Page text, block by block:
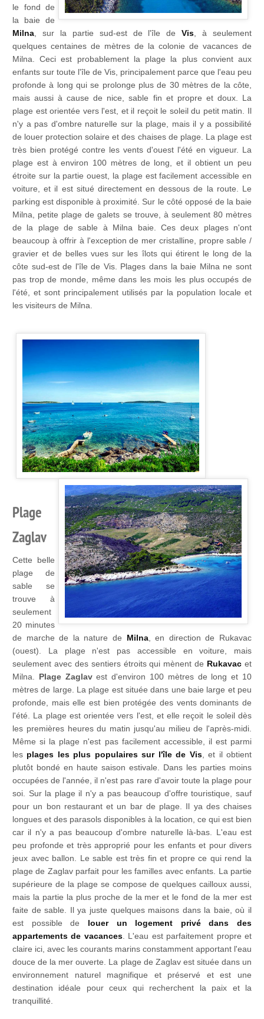
le fond de
la baie de
Milna , sur la partie sud-est de l'île deVis , à seulement
quelques centaines de mètres de la colonie de vacances de
Milna. Ceci est probablement la plage la plus convient aux
enfants sur toute l'île de Vis, principalement parce que l'eau peu
profonde à long qui se prolonge plus de 30 mètres de la côte,
mais aussi à cause de nice, sable fin et propre et doux. La
plage est orientée vers l'est, et il reçoit le soleil du petit matin. Il
n'y a pas d'ombre naturelle sur la plage, mais il y a possibilité
de louer protection solaire et des chaises de plage. La plage est
très bien protégé contre les vents d'ouest l'été en vigueur. La
plage est à environ 100 mètres de long, et il obtient un peu
étroite sur la partie ouest, la plage est facilement accessible en
voiture, et il est situé directement en dessous de la route. Le
parking est disponible à proximité. Sur le côté opposé de la baie
Milna, petite plage de galets se trouve, à seulement 80 mètres
de la plage de sable à Milna baie. Ces deux plages n'ont
beaucoup à offrir à l'exception de mer cristalline, propre sable /
gravier et de belles vues sur les îlots qui étirent le long de la
côte sud-est de l'île de Vis. Plages dans la baie Milna ne sont
pas trop de monde, même dans les mois les plus occupés de
l'été, et sont principalement utilisés par la population locale et
les visiteurs de Milna.
Plage
Zaglav
Cette belle
plage de
sable se
trouve à
seulement
20 minutes
de marche de la nature de Milna, en direction de Rukavac
(ouest). La plage n'est pas accessible en voiture, mais
seulement avec des sentiers étroits qui mènent de Rukavac et
Milna. Plage Zaglavest d'environ 100 mètres de long et 10
mètres de large. La plage est située dans une baie large et peu
profonde, mais elle est bien protégée des vents dominants de
l'été. La plage est orientée vers l'est, et elle reçoit le soleil dès
les premières heures du matin jusqu'au milieu de l'après-midi.
Même si la plage n'est pas facilement accessible, il est parmi
les plages les plus populaires sur l'île de Vis, et il obtient
plutôt bondé en haute saison estivale. Dans les parties moins
occupées de l'année, il n'est pas rare d'avoir toute la plage pour
soi. Sur la plage il n'y a pas beaucoup d'offre touristique, sauf
pour un bon restaurant et un bar de plage. Il ya des chaises
longues et des parasols disponibles à la location, ce qui est bien
car il n'y a pas beaucoup d'ombre naturelle là-bas. L'eau est
peu profonde et très approprié pour les enfants et pour divers
jeux avec ballon. Le sable est très fin et propre ce qui rend la
plage de Zaglav parfait pour les familles avec enfants. La partie
supérieure de la plage se compose de quelques cailloux aussi,
mais la partie la plus proche de la mer et le fond de la mer est
faite de sable. Il ya juste quelques maisons dans la baie, où il
est possible de louer un logement privé dans des
appartements de vacances. L'eau est parfaitement propre et
claire ici, avec les courants marins constamment apportant l'eau
douce de la mer ouverte. La plage de Zaglav est située dans un
environnement naturel magnifique et préservé et est une
destination idéale pour ceux qui recherchent la paix et la
tranquillité.